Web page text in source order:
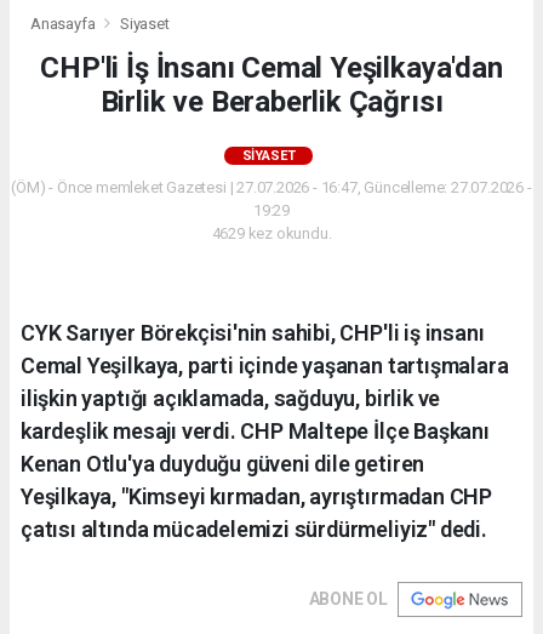
Anasayfa Siyaset
CHP'li İş İnsanı Cemal Yeşilkaya'dan
Birlik ve Beraberlik Çağrısı
SIYASET
(ÖM) - Önce memleket Gazetesi | 27.07.2026 - 16:47, Güncelleme: 27.07.2026 -
19:29
4629 kez okundu.
CYK Sarıyer Börekçisi'nin sahibi, CHP'li iş insanı
Cemal Yeşilkaya, parti içinde yaşanan tartışmalara
ilişkin yaptığı açıklamada, sağduyu, birlik ve
kardeşlik mesajı verdi. CHP Maltepe İlçe Başkanı
Kenan Otlu'ya duyduğu güveni dile getiren
Yeşilkaya, "Kimseyi kırmadan, ayrıştırmadan CHP
çatısı altında mücadelemizi sürdürmeliyiz" dedi.
ABONE OL